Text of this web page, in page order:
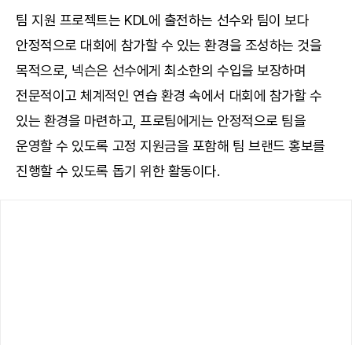
팀 지원 프로젝트는 KDL에 출전하는 선수와 팀이 보다
안정적으로 대회에 참가할 수 있는 환경을 조성하는 것을
목적으로, 넥슨은 선수에게 최소한의 수입을 보장하며
전문적이고 체계적인 연습 환경 속에서 대회에 참가할 수
있는 환경을 마련하고, 프로팀에게는 안정적으로 팀을
운영할 수 있도록 고정 지원금을 포함해 팀 브랜드 홍보를
진행할 수 있도록 돕기 위한 활동이다.